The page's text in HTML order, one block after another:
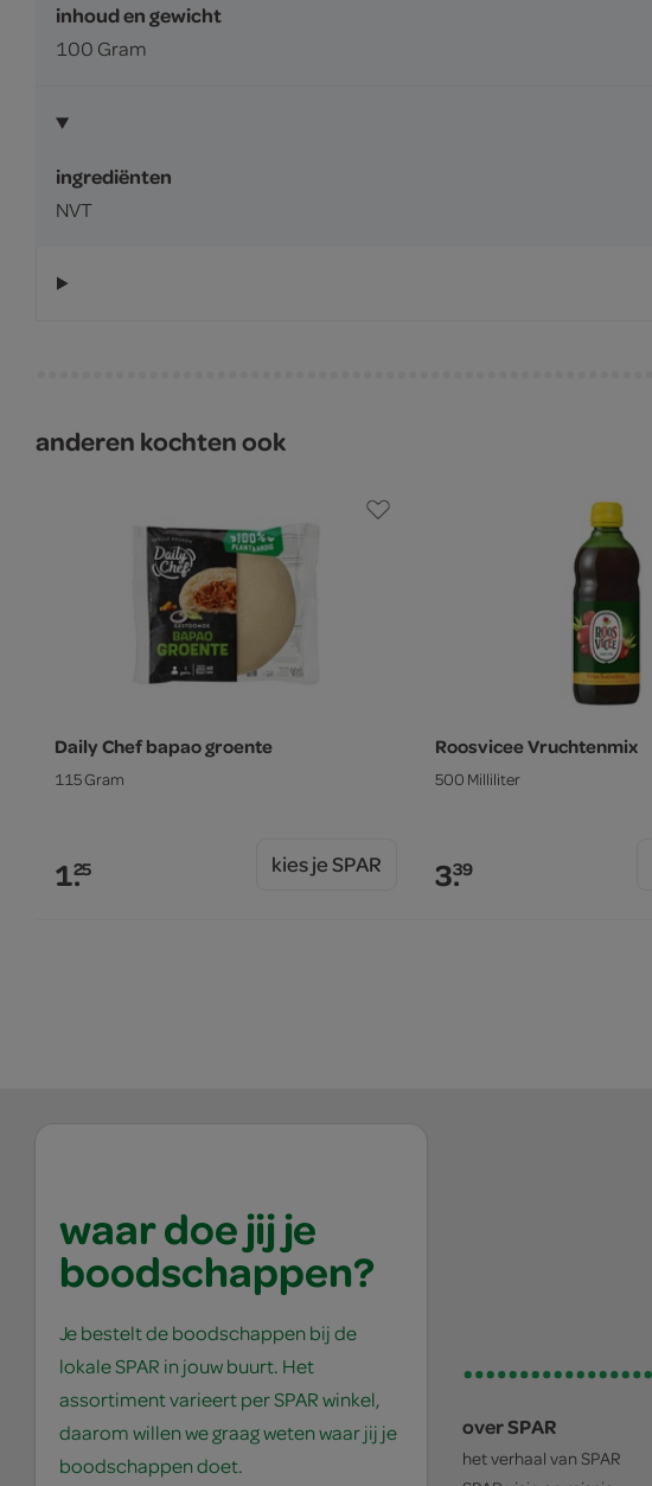
inhoud en gewicht
100 Gram
ingrediënten
NVT
anderen kochten ook
Daily Chef bapao groente
115 Gram
1.25 kies je SPAR
Roosvicee Vruchtenmix
500 Milliliter
3.39
waar doe jij je
boodschappen?
Je bestelt de boodschappen bij de
lokale SPAR in jouw buurt. Het
assortiment varieert per SPAR winkel,
daarom willen we graag weten waar jij je
boodschappen doet.
over SPAR
het verhaal van SPAR